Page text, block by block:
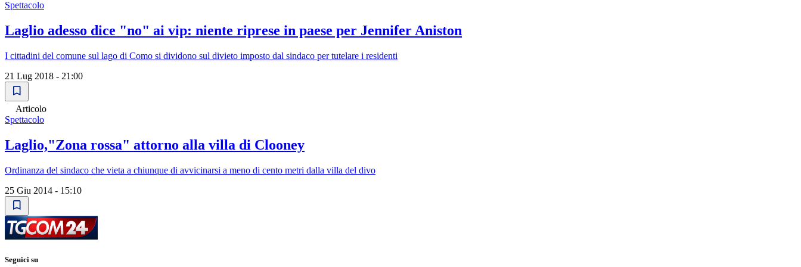
Spettacolo
Laglio adesso dice "no" ai vip: niente riprese in paese per Jennifer Aniston
I cittadini del comune sul lago di Como si dividono sul divieto imposto dal sindaco per tutelare i residenti
21 Lug 2018 - 21:00
Articolo
Spettacolo
Laglio,"Zona rossa" attorno alla villa di Clooney
Ordinanza del sindaco che vieta a chiunque di avvicinarsi a meno di cento metri dalla villa del divo
25 Giu 2014 - 15:10
Seguici su